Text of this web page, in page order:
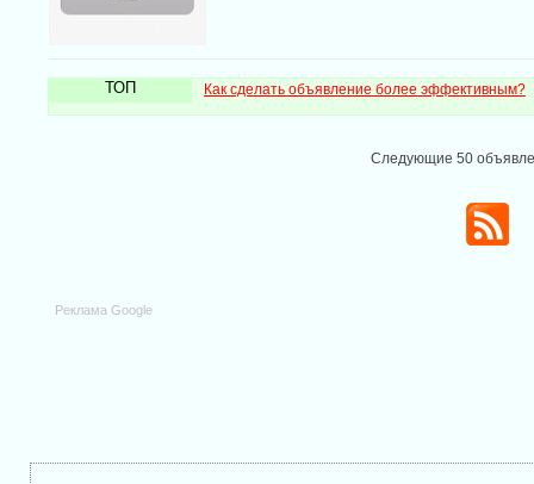
ТОП Как сделать объявление более эффективным?
Следующие 50
Реклама Google